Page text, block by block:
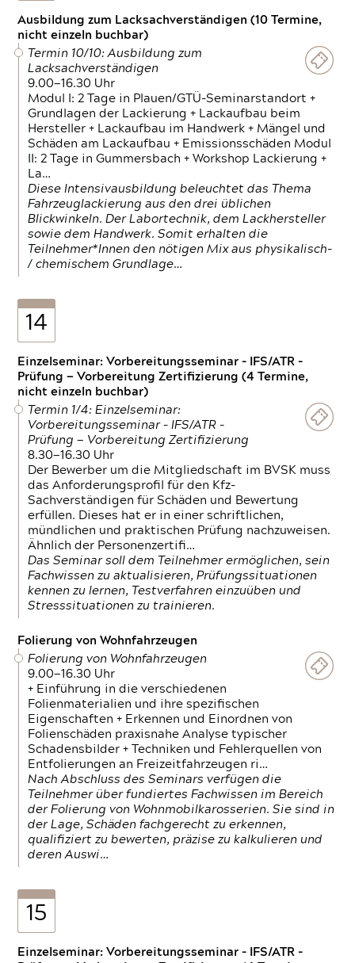
Ausbildung zum Lacksachverständigen (10 Termine,
nicht einzeln buchbar)
Termin 10/10: Ausbildung zum
Lacksachverständigen
9.00—16.30 Uhr
Modul I: 2 Tage in Plauen/GTÜ-Seminarstandort +
Grundlagen der Lackierung + Lackaufbau beim
Hersteller + Lackaufbau im Handwerk + Mängel und
Schäden am Lackaufbau + Emissionsschäden Modul
II: 2 Tage in Gummersbach + Workshop Lackierung +
La…
Diese Intensivausbildung beleuchtet das Thema
Fahrzeuglackierung aus den drei üblichen
Blickwinkeln. Der Labortechnik, dem Lackhersteller
sowie dem Handwerk. Somit erhalten die
Teilnehmer*Innen den nötigen Mix aus physikalisch-
/ chemischem Grundlage…
14
Einzelseminar: Vorbereitungsseminar - IFS/ATR -
Prüfung — Vorbereitung Zertifizierung (4 Termine,
nicht einzeln buchbar)
Termin 1/4: Einzelseminar:
Vorbereitungsseminar - IFS/ATR -
Prüfung — Vorbereitung Zertifizierung
8.30—16.30 Uhr
Der Bewerber um die Mitgliedschaft im BVSK muss
das Anforderungsprofil für den Kfz-
Sachverständigen für Schäden und Bewertung
erfüllen. Dieses hat er in einer schriftlichen,
mündlichen und praktischen Prüfung nachzuweisen.
Ähnlich der Personenzertifi…
Das Seminar soll dem Teilnehmer ermöglichen, sein
Fachwissen zu aktualisieren, Prüfungssituationen
kennen zu lernen, Testverfahren einzuüben und
Stresssituationen zu trainieren.
Folierung von Wohnfahrzeugen
Folierung von Wohnfahrzeugen
9.00—16.30 Uhr
+ Einführung in die verschiedenen
Folienmaterialien und ihre spezifischen
Eigenschaften + Erkennen und Einordnen von
Folienschäden praxisnahe Analyse typischer
Schadensbilder + Techniken und Fehlerquellen von
Entfolierungen an Freizeitfahrzeugen ri…
Nach Abschluss des Seminars verfügen die
Teilnehmer über fundiertes Fachwissen im Bereich
der Folierung von Wohnmobilkarosserien. Sie sind in
der Lage, Schäden fachgerecht zu erkennen,
qualifiziert zu bewerten, präzise zu kalkulieren und
deren Auswi…
15
Einzelseminar: Vorbereitungsseminar - IFS/ATR -